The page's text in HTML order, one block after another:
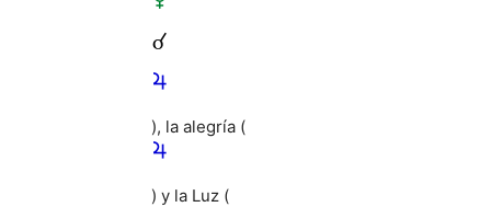
), la alegría (
) y la Luz (